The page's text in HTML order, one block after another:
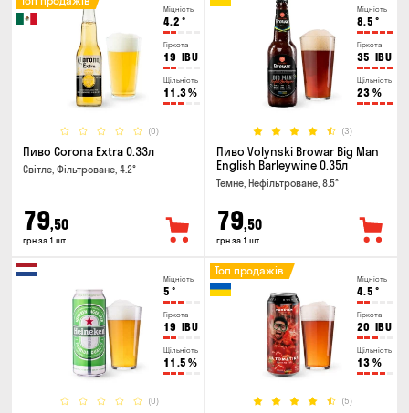
Міцність
4.2 °
Гіркота
19 IBU
Щільність
11.3%
(0)
Пиво Corona Extra 0.33л
Світле, Фільтроване, 4.2°
79,50
грн за 1 шт
Міцність
8.5 °
Гіркота
35 IBU
Щільність
23 %
(3)
Пиво Volynski Browar Big Man
English Barleywine 0.35л
Темне, Нефільтроване, 8.5°
79,50
грн за 1 шт
Міцність
5 °
Гіркота
19 IBU
Щільність
11.5 %
(0)
Міцність
4.5 °
Гіркота
20 IBU
Щільність
13 %
(5)
Топ продажів